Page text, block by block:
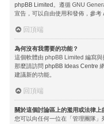
phpBB Limited。遵循 GNU
宣告，可以自由使用和發佈，參考
回頂端
為何沒有我需要的功能？
這個軟體由 phpBB Limited 編寫
那麼請訪問 phpBB Ideas Centre
建議新的功能。
回頂端
關於這個討論區上的濫用或法律
您可以向任何一位在「管理團隊